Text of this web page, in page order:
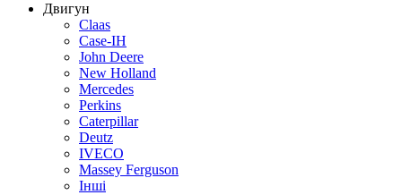
Двигун
Claas
Case-IH
John Deere
New Holland
Mercedes
Perkins
Caterpillar
Deutz
IVECO
Massey Ferguson
Інші